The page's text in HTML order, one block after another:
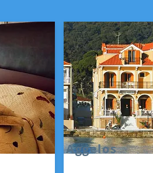
Aggelos